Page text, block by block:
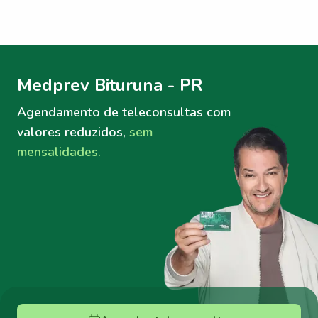
Medprev Bituruna - PR
Agendamento de teleconsultas com
valores reduzidos, sem
mensalidades.